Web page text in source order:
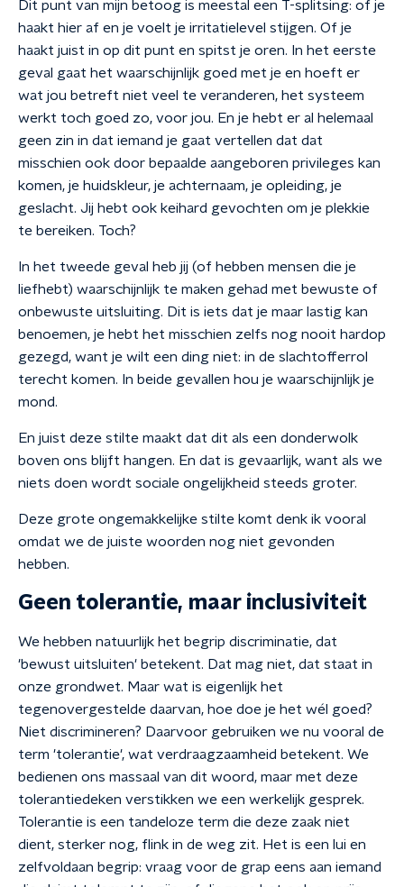
Dit punt van mijn betoog is meestal een T-splitsing: of je
haakt hier af en je voelt je irritatielevel stijgen. Of je
haakt juist in op dit punt en spitst je oren. In het eerste
geval gaat het waarschijnlijk goed met je en hoeft er
wat jou betreft niet veel te veranderen, het systeem
werkt toch goed zo, voor jou. En je hebt er al helemaal
geen zin in dat iemand je gaat vertellen dat dat
misschien ook door bepaalde aangeboren privileges kan
komen, je huidskleur, je achternaam, je opleiding, je
geslacht. Jij hebt ook keihard gevochten om je plekkie
te bereiken. Toch?
In het tweede geval heb jij (of hebben mensen die je
liefhebt) waarschijnlijk te maken gehad met bewuste of
onbewuste uitsluiting. Dit is iets dat je maar lastig kan
benoemen, je hebt het misschien zelfs nog nooit hardop
gezegd, want je wilt een ding niet: in de slachtofferrol
terecht komen. In beide gevallen hou je waarschijnlijk je
mond.
En juist deze stilte maakt dat dit als een donderwolk
boven ons blijft hangen. En dat is gevaarlijk, want als we
niets doen wordt sociale ongelijkheid steeds groter.
Deze grote ongemakkelijke stilte komt denk ik vooral
omdat we de juiste woorden nog niet gevonden
hebben.
Geen tolerantie, maar inclusiviteit
We hebben natuurlijk het begrip discriminatie, dat
'bewust uitsluiten' betekent. Dat mag niet, dat staat in
onze grondwet. Maar wat is eigenlijk het
tegenovergestelde daarvan, hoe doe je het wél goed?
Niet discrimineren? Daarvoor gebruiken we nu vooral de
term 'tolerantie', wat verdraagzaamheid betekent. We
bedienen ons massaal van dit woord, maar met deze
tolerantiedeken verstikken we een werkelijk gesprek.
Tolerantie is een tandeloze term die deze zaak niet
dient, sterker nog, flink in de weg zit. Het is een lui en
zelfvoldaan begrip: vraag voor de grap eens aan iemand